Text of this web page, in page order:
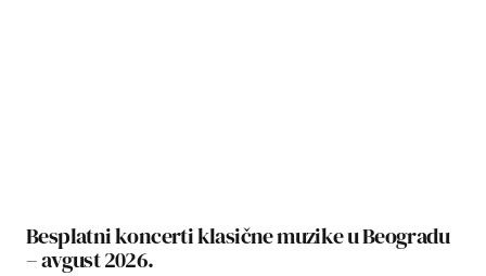
Besplatni koncerti klasične muzike u Beogradu
– avgust 2026.